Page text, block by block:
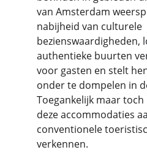
van Amsterdam
nabijheid van culturele
bezienswaardigheden,
authentieke buurten
voor gasten en stelt
onder te dompelen in
Toegankelijk maar
deze accommodaties
conventionele
verkennen.